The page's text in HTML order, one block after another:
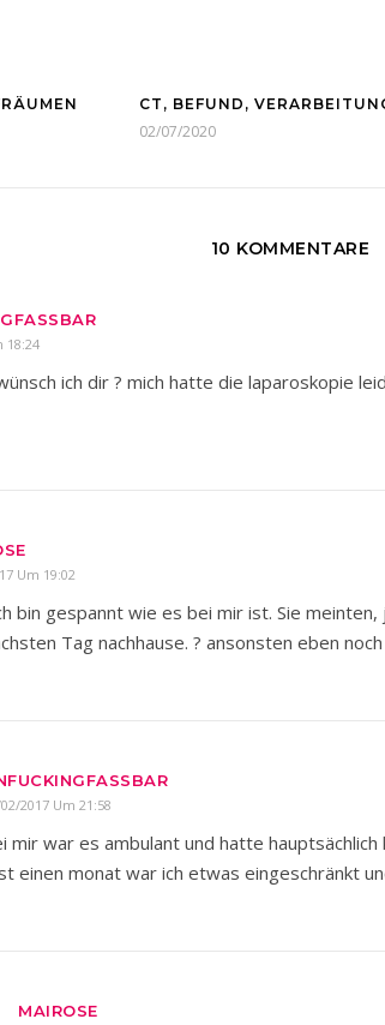
CT, BEFUND,
02/07/2020
10 KOMMENTARE
18:24
ich dir ? mich hatte die laparoskopie
Um 19:02
bin gespannt wie es bei mir ist. Sie
Tag nachhause. ? ansonsten eben
2017 Um 21:58
mir war es ambulant und hatte
einen monat war ich etwas eingeschränkt
MAIROSE